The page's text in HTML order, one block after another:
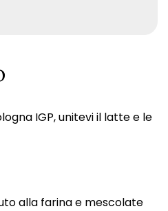
IGP, unitevi il latte e le
alla farina e mescolate